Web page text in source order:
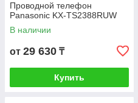
Проводной телефон
Panasonic KX-TS2388RUW
В наличии
от 29 630 ₸
Купить